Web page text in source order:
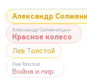
Александр
Александр Солженицын
Красное колесо
Лев Толстой
Лев Толстой
Война и мир